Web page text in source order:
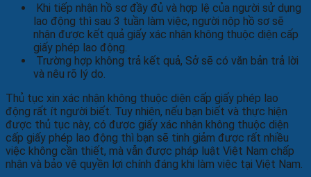
Khi tiếp nhận hồ sơ đầy đủ và hợp lệ của người sử dụng
lao động thì sau 3 tuần làm việc, người nộp hồ sơ sẽ
nhận được kết quả giấy xác nhận không thuộc diện cấp
giấy phép lao động.
Trường hợp không trả kết quả, Sở sẽ có văn bản trả lời
và nêu rõ lý do.
Thủ tục xin xác nhận không thuộc diện cấp giấy phép lao
động rất ít người biết. Tuy nhiên, nếu bạn biết và thực hiện
được thủ tục này, có được giấy xác nhận không thuộc diện
cấp giấy phép lao động thì bạn sẽ tinh giảm được rất nhiều
việc không cần thiết, mà vẫn được pháp luật Việt Nam chấp
nhận và bảo vệ quyền lợi chính đáng khi làm việc tại Việt Nam.